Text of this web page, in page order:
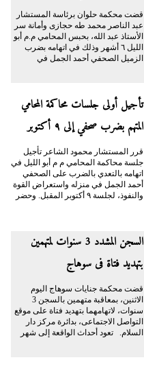
قضت محكمة حلوان برئاسة المستشار
عبد الناصر محمد طه حجازى وأمانة سر
الأستاذ عبد الله، بحبس المحامي م.م أبو
الليل ٦ أشهر وذلك في اتهامه بضرب
الزميل الصحفي أحمد الجمل في
تأجيل أولى جلسات محاكمة المحامي
المتهم بضرب صحفي إلى ٩ أكتوبر
قرر المستشار محمود الشاعر تأجيل
جلسة محاكمة المحامي م م أبو الليل في
اتهامه بالتعدي بالضرب على الصحفي
أحمد الجمل في منزله واستعراض القوة
والنفوذ، لجلسة ٩ أكتوبر المقبل. وحضر
السجن المشدد 3 سنوات لمتهمين
بتهديد فتاة فى سوهاج
قضت محكمة جنايات سوهاج اليوم
الاثنين، بمعاقبة متهمين بالسجن 3
سنوات، لاتهامهما بتهديد فتاة على موقع
التواصل الاجتماعى، بدائرة مركز دار
السلام. تعود أحداث الواقعة إلى شهر